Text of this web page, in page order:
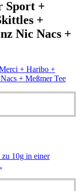
Sport +
+
Nic Nacs +
+ Haribo +
+ Meßmer Tee